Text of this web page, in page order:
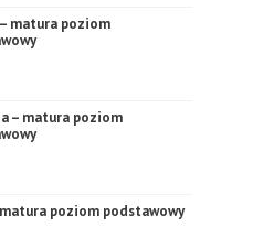
matura poziom
– matura poziom
matura poziom podstawowy